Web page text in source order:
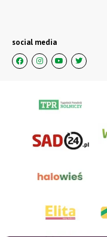
social media